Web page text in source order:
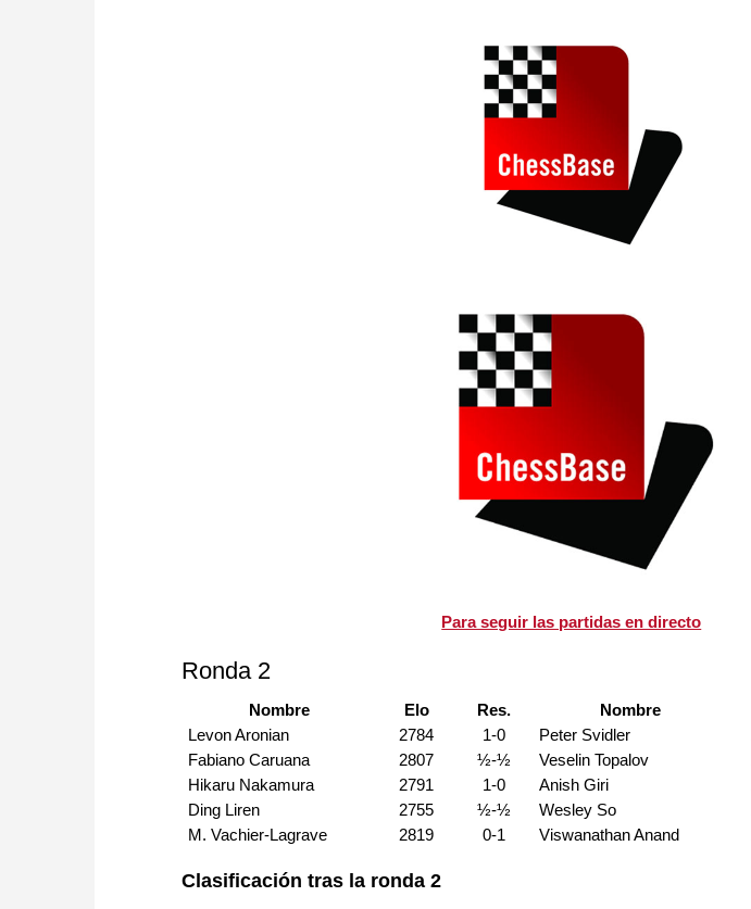
Para seguir las partidas en directo
Ronda 2
Nombre Elo Res. Nombre
Levon Aronian
2784 1-0 Peter Svidler
Fabiano Caruana
2807 ½-½ Veselin Topalov
Hikaru Nakamura
2791 1-0 Anish Giri
Ding Liren
2755 ½-½ Wesley So
M. Vachier-Lagrave
2819 0-1 Viswanathan Anand
Clasificación tras la ronda 2